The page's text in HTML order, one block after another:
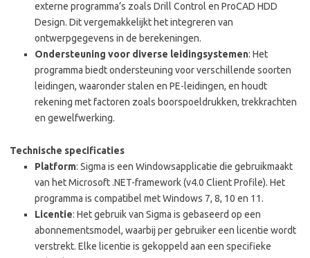
externe programma’s zoals Drill Control en ProCAD HDD
Design. Dit vergemakkelijkt het integreren van
ontwerpgegevens in de berekeningen.
Ondersteuning voor diverse leidingsystemen: Het
programma biedt ondersteuning voor verschillende soorten
leidingen, waaronder stalen en PE-leidingen, en houdt
rekening met factoren zoals boorspoeldrukken, trekkrachten
en gewelfwerking.
Technische specificaties
Platform: Sigma is een Windowsapplicatie die gebruikmaakt
van het Microsoft .NET-framework (v4.0 Client Profile). Het
programma is compatibel met Windows 7, 8, 10 en 11.
Licentie: Het gebruik van Sigma is gebaseerd op een
abonnementsmodel, waarbij per gebruiker een licentie wordt
verstrekt. Elke licentie is gekoppeld aan een specifieke